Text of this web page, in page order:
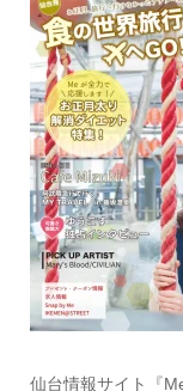
仙台情報サイト『Me